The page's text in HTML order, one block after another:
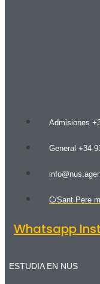
Admisiones
General +34
C/Sant Pere
Whatsapp
ESTUDIA EN NUS